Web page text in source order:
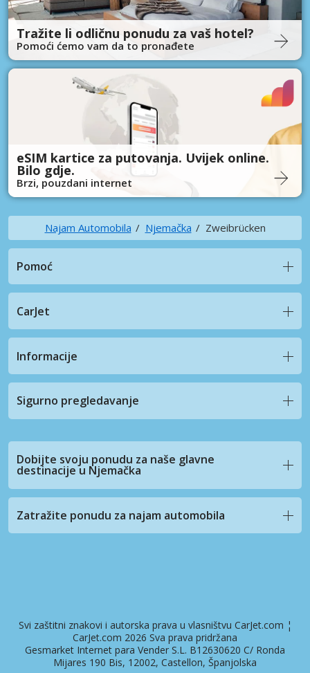
Tražite li odličnu ponudu za vaš hotel?
Pomoći ćemo vam da to pronađete
eSIM kartice za putovanja. Uvijek online.
Bilo gdje.
Brzi, pouzdani internet
Najam Automobila Njemačka Zweibrücken
Pomoć
CarJet
Informacije
Sigurno pregledavanje
Dobijte svoju ponudu za naše glavne
destinacije u Njemačka
Zatražite ponudu za najam automobila
Svi zaštitni znakovi i autorska prava u vlasništvu CarJet.com ¦
CarJet.com 2026 Sva prava pridržana
Gesmarket Internet para Vender S.L. B12630620 C/ Ronda
Mijares 190 Bis, 12002, Castellon, Španjolska